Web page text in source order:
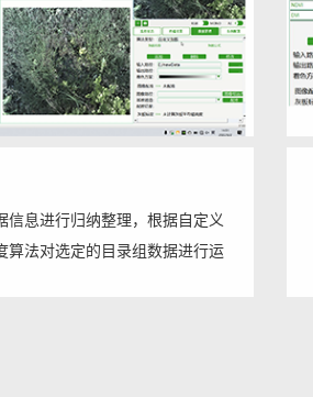
信息进行归纳整理，根据自定义
算法对选定的目录组数据进行运